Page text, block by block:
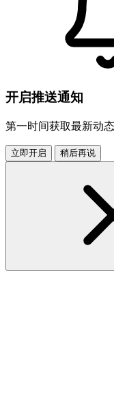
开启推送通知
第一时间获取最新动
立即开启 稍后再说